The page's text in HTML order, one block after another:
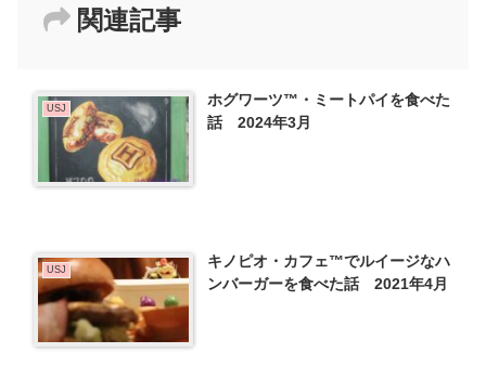
関連記事
USJ
ホグワーツ™・ミートパイを食べた
話 2024年3月
USJ
キノピオ・カフェ™でルイージなハ
ンバーガーを食べた話 2021年4月